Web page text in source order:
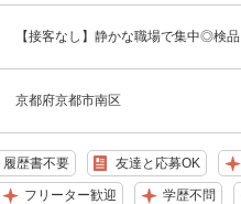
【接客なし】静かな職場で集中◎検
京都府京都市南区
履歴書不要 友達と応募OK
フリーター歓迎 学歴不問